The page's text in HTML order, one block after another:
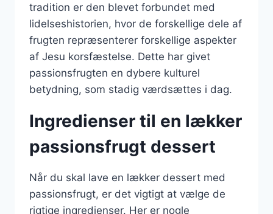
tradition er den blevet forbundet med
lidelseshistorien, hvor de forskellige dele af
frugten repræsenterer forskellige aspekter
af Jesu korsfæstelse. Dette har givet
passionsfrugten en dybere kulturel
betydning, som stadig værdsættes i dag.
Ingredienser til en lækker
passionsfrugt dessert
Når du skal lave en lækker dessert med
passionsfrugt, er det vigtigt at vælge de
rigtige ingredienser. Her er nogle